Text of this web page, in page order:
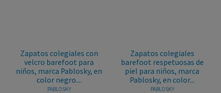
Zapatos colegiales con
velcro barefoot para
niños, marca Pablosky, en
color negro....
PABLOSKY
Zapatos colegiales
barefoot respetuosas de
piel para niños, marca
Pablosky, en color...
PABLOSKY